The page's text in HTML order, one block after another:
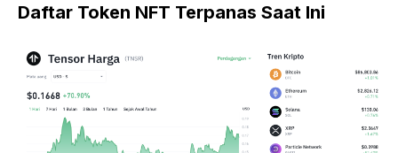
Daftar Token NFT Terpanas Saat Ini